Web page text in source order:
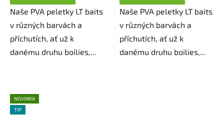
Naše PVA peletky LT baits
v různých barvách a
příchutích, ať už k
danému druhu boilies,...
5
gwiazdek.
Naše PVA peletky LT baits
v různých barvách a
příchutích, ať už k
danému druhu boilies,...
NOVINKA
TIP